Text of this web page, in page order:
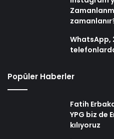
WhatsApp,
Popüler Haberler
Fatih
YPG biz de
kılıyoruz